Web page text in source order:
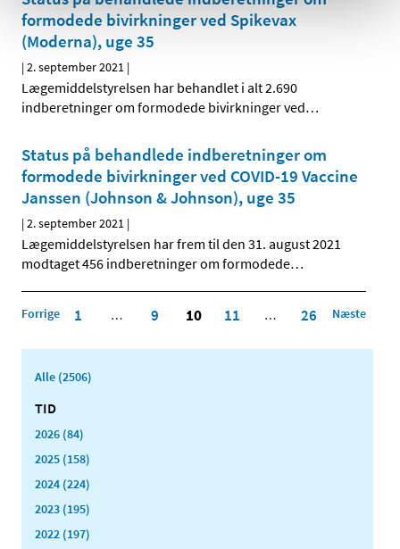
formodede bivirkninger ved Spikevax
(Moderna), uge 35
|2. september 2021 |
Lægemiddelstyrelsen har behandlet i alt 2.690
indberetninger om formodede bivirkninger ved…
Status på behandlede indberetninger om
formodede bivirkninger ved COVID-19 Vaccine
Janssen (Johnson & Johnson), uge 35
|2. september 2021 |
Lægemiddelstyrelsen har frem til den 31. august 2021
modtaget 456 indberetninger om formodede…
Forrige 1 … 9 10 11 … 26 Næste
Alle (2506)
TID
2026 (84)
2025 (158)
2024 (224)
2023 (195)
2022 (197)